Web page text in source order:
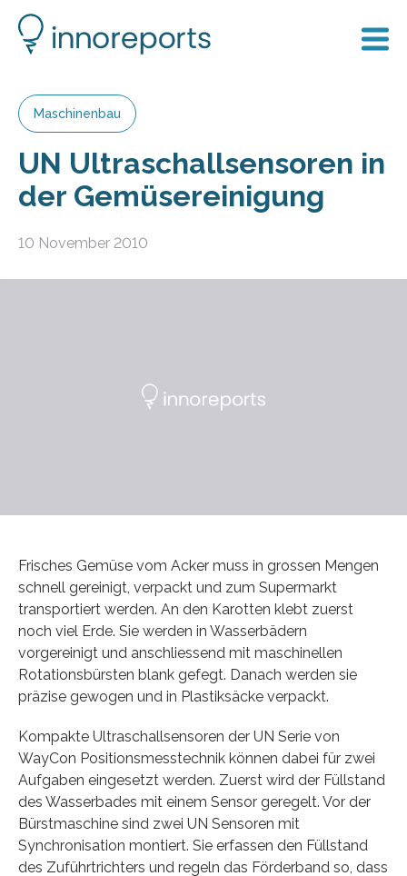
Maschinenbau
UN Ultraschallsensoren in
der Gemüsereinigung
10 November 2010
Frisches Gemüse vom Acker muss in grossen Mengen
schnell gereinigt, verpackt und zum Supermarkt
transportiert werden. An den Karotten klebt zuerst
noch viel Erde. Sie werden in Wasserbädern
vorgereinigt und anschliessend mit maschinellen
Rotationsbürsten blank gefegt. Danach werden sie
präzise gewogen und in Plastiksäcke verpackt.
Kompakte Ultraschallsensoren der UN Serie von
WayCon Positionsmesstechnik können dabei für zwei
Aufgaben eingesetzt werden. Zuerst wird der Füllstand
des Wasserbades mit einem Sensor geregelt. Vor der
Bürstmaschine sind zwei UN Sensoren mit
Synchronisation montiert. Sie erfassen den Füllstand
des Zuführtrichters und regeln das Förderband so, dass